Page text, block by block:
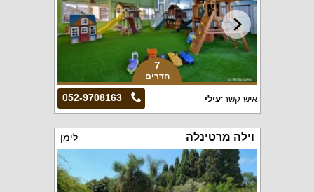
7
חדרים
052-9708163 איש קשר:עילי
וילה מרטינלה לימן